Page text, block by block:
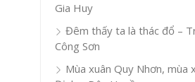
Gia Huy
Đêm thấy ta là thác đổ –
Công Sơn
Mùa xuân Quy Nhơn, mùa